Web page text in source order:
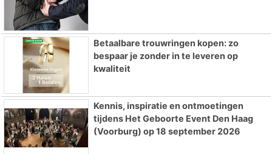
Betaalbare trouwringen kopen: zo
bespaar je zonder in te leveren op
kwaliteit
Kennis, inspiratie en ontmoetingen
tijdens Het Geboorte Event Den Haag
(Voorburg) op 18 september 2026